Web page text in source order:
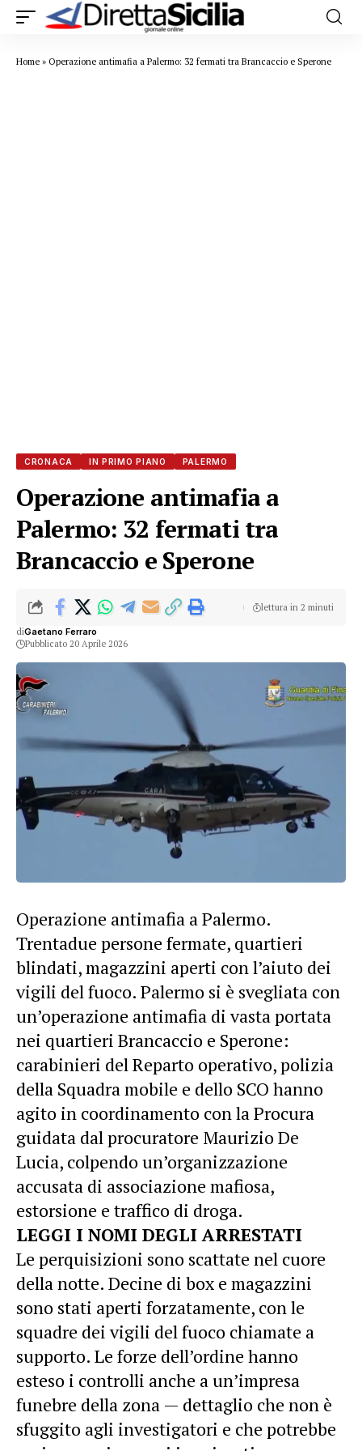
Home » Operazione antimafia a Palermo: 32 fermati tra Brancaccio e Sperone
CRONACA IN PRIMO PIANO PALERMO
Operazione antimafia a
Palermo: 32 fermati tra
Brancaccio e Sperone
diGaetano Ferraro
Pubblicato 20 Aprile 2026
lettura in 2 minuti
Operazione antimafia a Palermo.
Trentadue persone fermate, quartieri
blindati, magazzini aperti con l’aiuto dei
vigili del fuoco. Palermo si è svegliata con
un’operazione antimafia di vasta portata
nei quartieri Brancaccio e Sperone:
carabinieri del Reparto operativo, polizia
della Squadra mobile e dello SCO hanno
agito in coordinamento con la Procura
guidata dal procuratore Maurizio De
Lucia, colpendo un’organizzazione
accusata di associazione mafiosa,
estorsione e traffico di droga.
LEGGI I NOMI DEGLI ARRESTATI
Le perquisizioni sono scattate nel cuore
della notte. Decine di box e magazzini
sono stati aperti forzatamente, con le
squadre dei vigili del fuoco chiamate a
supporto. Le forze dell’ordine hanno
esteso i controlli anche a un’impresa
funebre della zona — dettaglio che non è
sfuggito agli investigatori e che potrebbe